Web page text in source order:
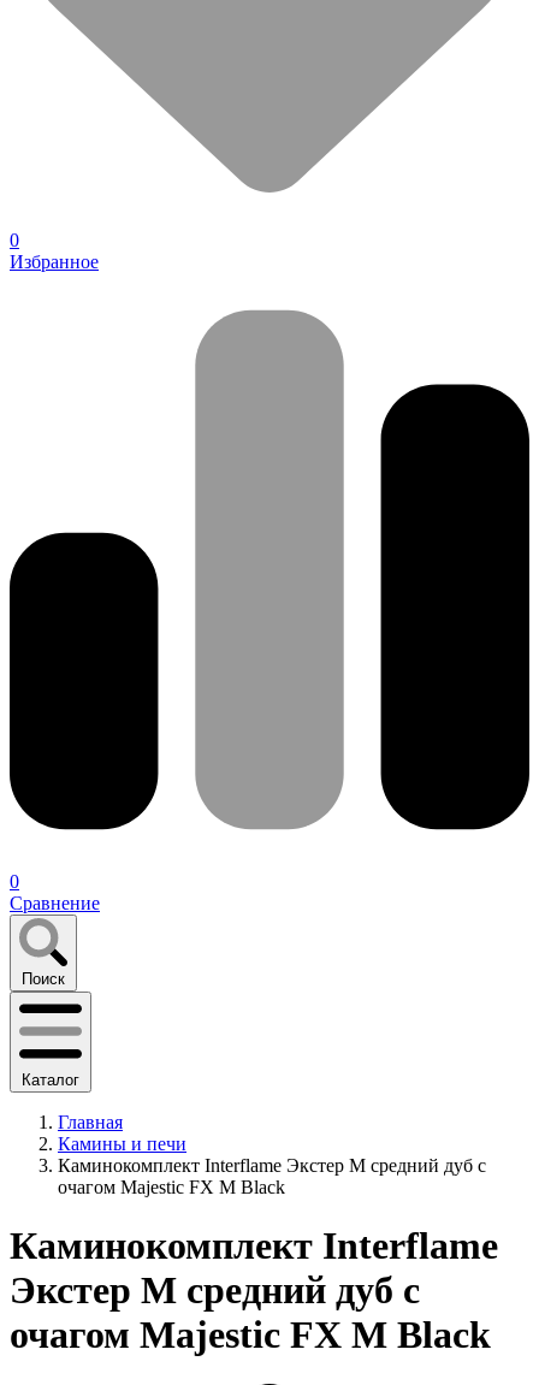
0
Избранное
0
Сравнение
Поиск
Каталог
Главная
Камины и печи
Каминокомплект Interflame Экстер М средний дуб с
очагом Majestic FX M Black
Каминокомплект Interflame
Экстер М средний дуб с
очагом Majestic FX M Black